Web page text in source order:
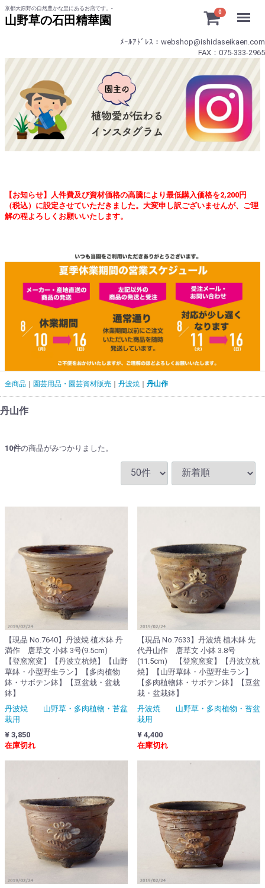
京都大原野の自然豊かな里にあるお店です。-
山野草の石田精華園
0
ﾒｰﾙｱﾄﾞﾚｽ：webshop@ishidaseikaen.com
FAX：075-333-2965
【お知らせ】人件費及び資材価格の高騰により最低購入価格を2,200円
（税込）に設定させていただきました。大変申し訳ございませんが、ご理
解の程よろしくお願いいたします。
全商品 園芸用品・園芸資材販売 丹波焼 丹山作
丹山作
10件の商品がみつかりました。
【現品 No.7640】丹波焼 植木鉢 丹
満作 唐草文 小鉢 3号(9.5cm)
【登窯窯変】【丹波立杭焼】【山野
草鉢・小型野生ラン】【多肉植物
鉢・サボテン鉢】【豆盆栽・盆栽
鉢】
丹波焼 山野草・多肉植物・苔盆
栽用
¥ 3,850
在庫切れ
【現品 No.7633】丹波焼 植木鉢 先
代丹山作 唐草文 小鉢 3.8号
(11.5cm) 【登窯窯変】【丹波立杭
焼】【山野草鉢・小型野生ラン】
【多肉植物鉢・サボテン鉢】【豆盆
栽・盆栽鉢】
丹波焼 山野草・多肉植物・苔盆
栽用
¥ 4,400
在庫切れ